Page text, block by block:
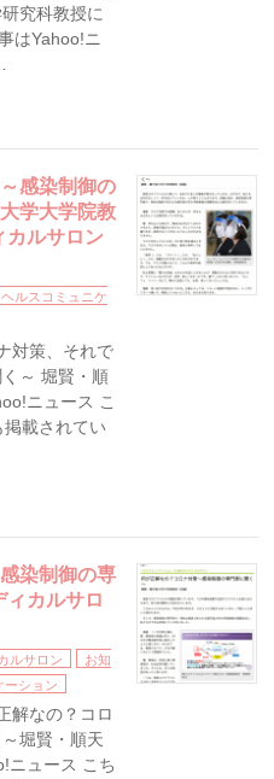
究科教授に
はYahoo!ニ
感染制御の
学大学院教
カルサロン
ヘルスコミュニケ
対策、それで
～ 堀賢・順
ニュース こ
載されてい
染制御の専
ィカルサロ
ルサロン
お知
ーション
解なの？コロ
堀賢・順天
ニュース こち